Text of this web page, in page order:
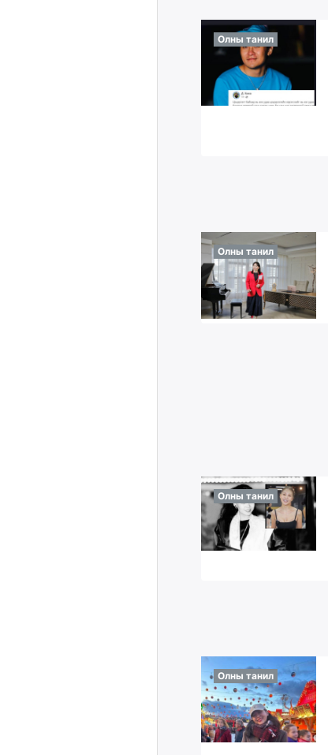
Олны танил
Олны танил
Олны танил
Олны танил